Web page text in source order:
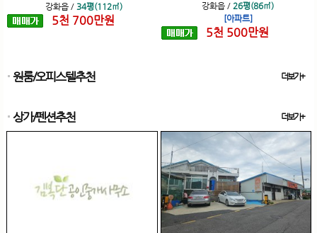
강화읍 / 34평(112㎡)
5천 700만원
강화읍 / 26평(86㎡)
[아파트]
5천 500만원
원룸/오피스텔추천 더보기+
상가/펜션추천 더보기+